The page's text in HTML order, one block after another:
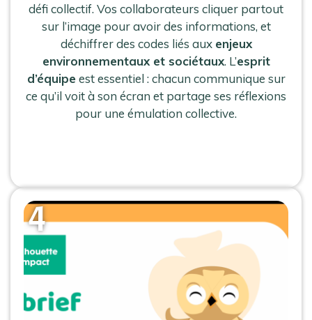
défi collectif. Vos collaborateurs cliquer partout
sur l’image pour avoir des informations, et
déchiffrer des codes liés aux enjeux
environnementaux et sociétaux. L’esprit
d’équipe est essentiel : chacun communique sur
ce qu’il voit à son écran et partage ses réflexions
pour une émulation collective.